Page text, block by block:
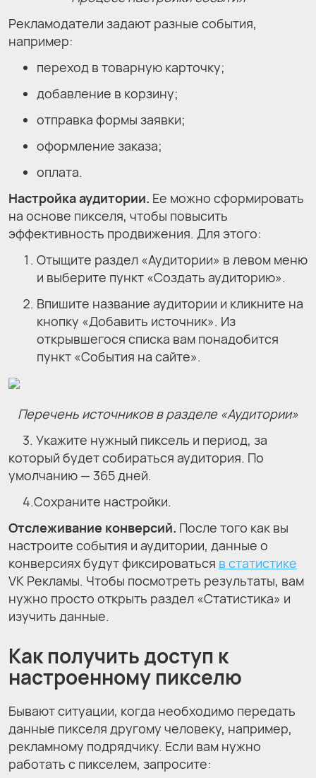
Рекламодатели задают разные события,
например:
переход в товарную карточку;
добавление в корзину;
отправка формы заявки;
оформление заказа;
оплата.
Настройка аудитории. Ее можно сформировать
на основе пикселя, чтобы повысить
эффективность продвижения. Для этого:
Отыщите раздел «Аудитории» в левом меню
и выберите пункт «Создать аудиторию».
Впишите название аудитории и кликните на
кнопку «Добавить источник». Из
открывшегося списка вам понадобится
пункт «События на сайте».
Перечень источников в разделе «Аудитории»
3. Укажите нужный пиксель и период, за
который будет собираться аудитория. По
умолчанию — 365 дней.
4.Сохраните настройки.
Отслеживание конверсий. После того как вы
настроите события и аудитории, данные о
конверсиях будут фиксироваться в статистике
VK Рекламы. Чтобы посмотреть результаты, вам
нужно просто открыть раздел «Статистика» и
изучить данные.
Как получить доступ к
настроенному пикселю
Бывают ситуации, когда необходимо передать
данные пикселя другому человеку, например,
рекламному подрядчику. Если вам нужно
работать с пикселем, запросите: